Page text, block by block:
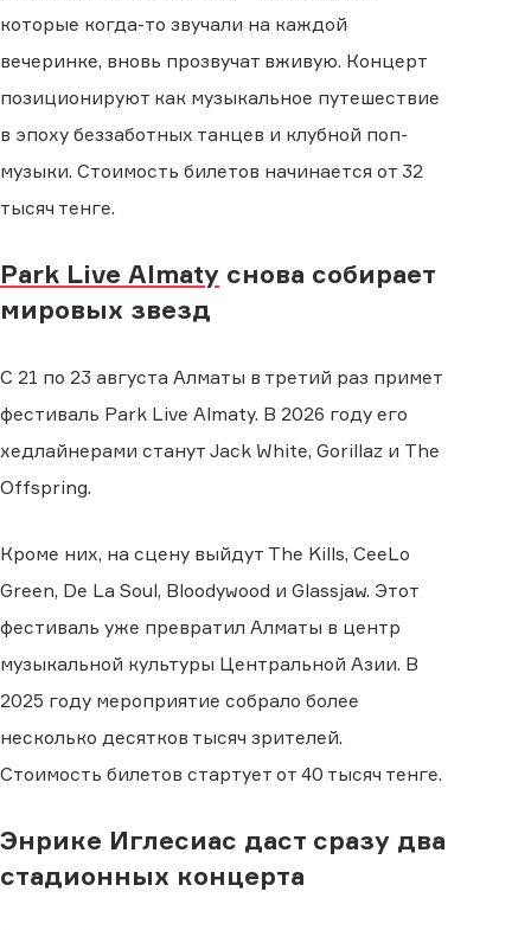
которые когда-то звучали на каждой
вечеринке, вновь прозвучат вживую. Концерт
позиционируют как музыкальное путешествие
в эпоху беззаботных танцев и клубной поп-
музыки. Стоимость билетов начинается от 32
тысяч тенге.
Park Live Almaty снова собирает
мировых звезд
С 21 по 23 августа Алматы в третий раз примет
фестиваль Park Live Almaty. В 2026 году его
хедлайнерами станут Jack White, Gorillaz и The
Offspring.
Кроме них, на сцену выйдут The Kills, CeeLo
Green, De La Soul, Bloodywood и Glassjaw. Этот
фестиваль уже превратил Алматы в центр
музыкальной культуры Центральной Азии. В
2025 году мероприятие собрало более
несколько десятков тысяч зрителей.
Стоимость билетов стартует от 40 тысяч тенге.
Энрике Иглесиас даст сразу два
стадионных концерта